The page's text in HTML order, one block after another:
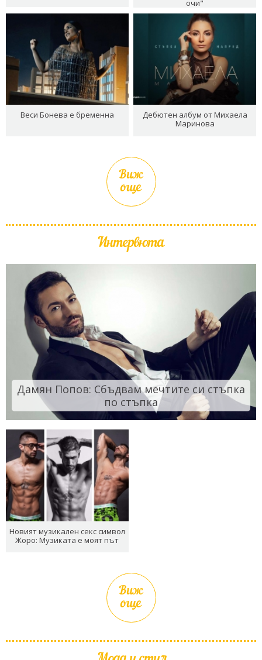
очи"
Веси Бонева е бременна
Дебютен албум от Михаела
Маринова
Виж
още
Интервюта
Дамян Попов: Сбъдвам мечтите си стъпка
по стъпка
Новият музикален секс символ
Жоро: Музиката е моят път
Виж
още